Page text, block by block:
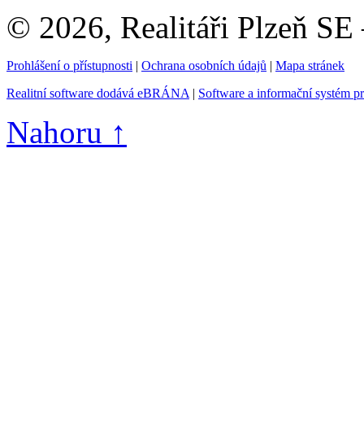
© 2026, Realitáři Plzeň SE
Prohlášení o přístupnosti | Ochrana osobních údajů | Mapa stránek
Realitní software dodává eBRÁNA | Software a informační systém
Nahoru ↑